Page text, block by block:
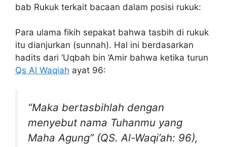
bab Rukuk terkait bacaan dalam posisi rukuk:
Para ulama fikih sepakat bahwa tasbih di rukuk
itu dianjurkan (sunnah). Hal ini berdasarkan
hadits dari ‘Uqbah bin ‘Amir bahwa ketika turun
Qs Al Waqiah ayat 96:
“Maka bertasbihlah dengan
menyebut nama Tuhanmu yang
Maha Agung” (QS. Al-Waqi’ah: 96),